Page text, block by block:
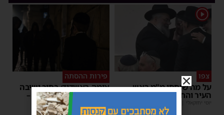
על מה שוחחו מ"מ ראש
העיר והחיד"א אברג׳ל?
יוסי יחזקאלי |
23:37
פירות ההסתה
אימה באשדוד: בחור ישיבה
בן 13 נשדד באיומי רצח –
המשטרה הקימה צח”מ
מנחם דויטש |
22:32